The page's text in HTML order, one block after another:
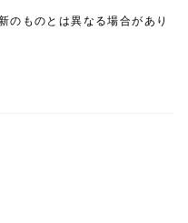
のものとは異なる場合があり